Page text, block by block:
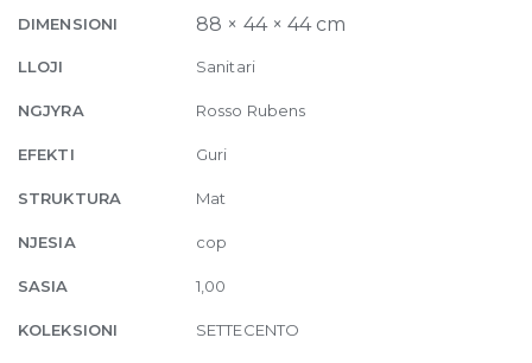
with
drain
44
H
88
Rosso
Rubens
DIMENSIONI 88 × 44 × 44 cm
LLOJI Sanitari
NGJYRA Rosso Rubens
EFEKTI Guri
STRUKTURA Mat
NJESIA cop
SASIA 1,00
KOLEKSIONI SETTECENTO